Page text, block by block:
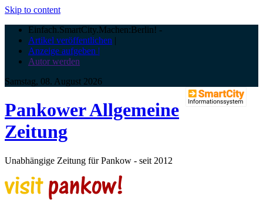
Skip to content
Einfach.SmartCity.Machen:Berlin! -
Artikel veröffentlichen |
Anzeige aufgeben |
Autor werden
Samstag, 08. August 2026
Pankower Allgemeine
Zeitung
Unabhängige Zeitung für Pankow - seit 2012